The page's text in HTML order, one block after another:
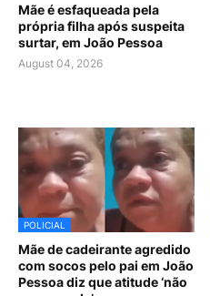
Mãe é esfaqueada pela
própria filha após suspeita
surtar, em João Pessoa
August 04, 2026
POLICIAL
Mãe de cadeirante agredido
com socos pelo pai em João
Pessoa diz que atitude ‘não